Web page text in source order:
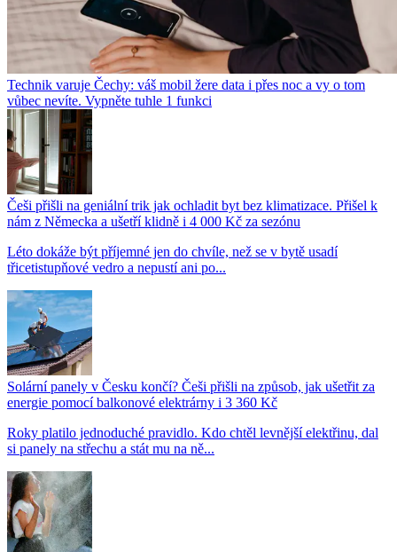
Technik varuje Čechy: váš mobil žere data i přes noc a vy o tom
vůbec nevíte. Vypněte tuhle 1 funkci
Češi přišli na geniální trik jak ochladit byt bez klimatizace. Přišel k
nám z Německa a ušetří klidně i 4 000 Kč za sezónu
Léto dokáže být příjemné jen do chvíle, než se v bytě usadí
třicetistupňové vedro a nepustí ani po...
Solární panely v Česku končí? Češi přišli na způsob, jak ušetřit za
energie pomocí balkonové elektrárny i 3 360 Kč
Roky platilo jednoduché pravidlo. Kdo chtěl levnější elektřinu, dal
si panely na střechu a stát mu na ně...